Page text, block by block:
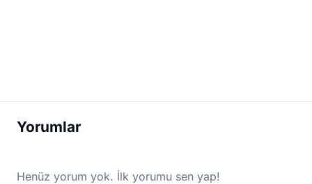
Yorumlar
Henüz yorum yok. İlk yorumu sen yap!